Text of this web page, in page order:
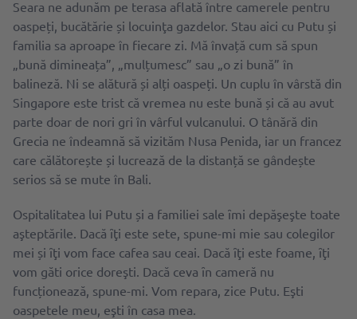
Seara ne adunăm pe terasa aflată între camerele pentru
oaspeți, bucătărie și locuinţa gazdelor. Stau aici cu Putu și
familia sa aproape în fiecare zi. Mă învață cum să spun
„bună dimineața”, „mulțumesc” sau „o zi bună” în
balineză. Ni se alătură și alți oaspeți. Un cuplu în vârstă din
Singapore este trist că vremea nu este bună și că au avut
parte doar de nori gri în vârful vulcanului. O tânără din
Grecia ne îndeamnă să vizităm Nusa Penida, iar un francez
care călătorește și lucrează de la distanță se gândește
serios să se mute în Bali.
Ospitalitatea lui Putu și a familiei sale ȋmi depăşeşte toate
aşteptările. Dacă ȋţi este sete, spune-mi mie sau colegilor
mei și ȋţi vom face cafea sau ceai. Dacă ȋţi este foame, ȋţi
vom găti orice doreşti. Dacă ceva ȋn cameră nu
funcționează, spune-mi. Vom repara, zice Putu. Eşti
oaspetele meu, eşti în casa mea.